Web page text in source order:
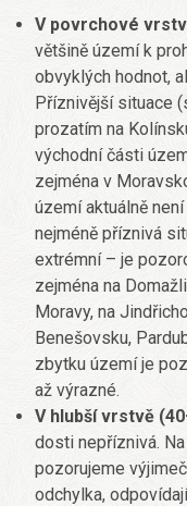
V povrchové
většině území k
obvyklých hodnot,
Příznivější situace
prozatím na
východní části
zejména v
území aktuálně
nejméně příznivá
extrémní – je
zejména na
Moravy, na
Benešovsku,
zbytku území je
až výrazné.
V hlubší vrstvě
dosti nepříznivá.
pozorujeme
odchylka,